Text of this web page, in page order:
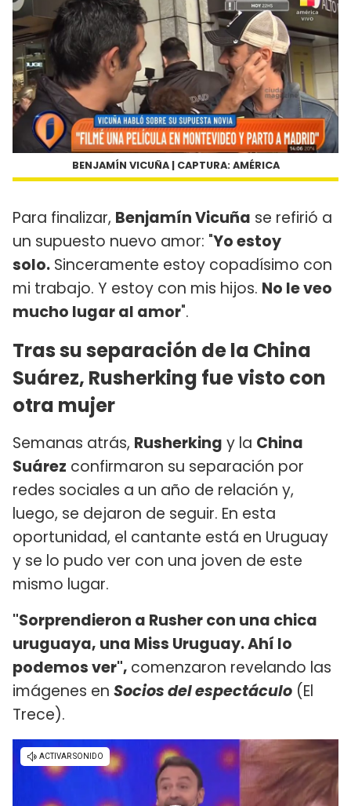
BENJAMÍN VICUÑA | CAPTURA: AMÉRICA
Para finalizar, Benjamín Vicuña se refirió a
un supuesto nuevo amor: "Yo estoy
solo. Sinceramente estoy copadísimo con
mi trabajo. Y estoy con mis hijos. No le veo
mucho lugar al amor".
Tras su separación de la China
Suárez, Rusherking fue visto con
otra mujer
Semanas atrás, Rusherking y la China
Suárez confirmaron su separación por
redes sociales a un año de relación y,
luego, se dejaron de seguir. En esta
oportunidad, el cantante está en Uruguay
y se lo pudo ver con una joven de este
mismo lugar.
"Sorprendieron a Rusher con una chica
uruguaya, una Miss Uruguay. Ahí lo
podemos ver", comenzaron revelando las
imágenes en Socios del espectáculo (El
Trece).